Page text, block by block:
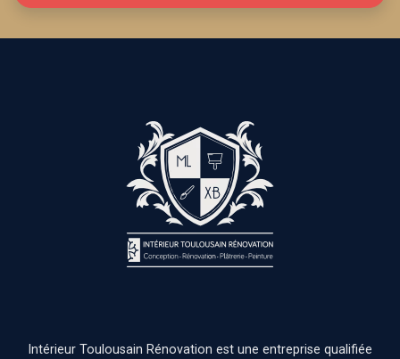
Intérieur Toulousain Rénovation est une entreprise qualifiée